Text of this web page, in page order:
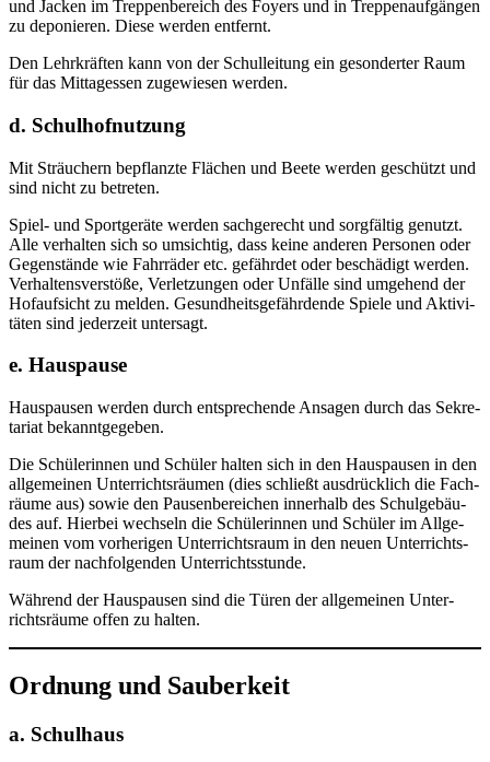
und Jacken im Trep­pen­be­reich des Foy­ers und in Trep­pen­auf­gän­gen
zu depo­nie­ren. Die­se wer­den entfernt.
Den Lehr­kräf­ten kann von der Schul­lei­tung ein geson­der­ter Raum
für das Mit­tag­essen zuge­wie­sen werden.
d. Schulhofnutzung
Mit Sträu­chern bepflanz­te Flä­chen und Bee­te wer­den geschützt und
sind nicht zu betreten.
Spiel- und Sport­ge­rä­te wer­den sach­ge­recht und sorg­fäl­tig genutzt.
Alle ver­hal­ten sich so umsich­tig, dass kei­ne ande­ren Per­so­nen oder
Gegen­stän­de wie Fahr­rä­der etc. gefähr­det oder beschä­digt wer­den.
Ver­hal­tens­ver­stö­ße, Ver­let­zun­gen oder Unfäl­le sind umge­hend der
Hof­auf­sicht zu mel­den. Gesund­heits­ge­fähr­den­de Spie­le und Akti­vi­
tä­ten sind jeder­zeit untersagt.
e. Hauspause
Haus­pau­sen wer­den durch ent­spre­chen­de Ansa­gen durch das Sekre­
ta­ri­at bekanntgegeben.
Die Schü­le­rin­nen und Schü­ler hal­ten sich in den Haus­pau­sen in den
all­ge­mei­nen Unter­richts­räu­men (dies schließt aus­drück­lich die Fach­
räu­me aus) sowie den Pau­sen­be­rei­chen inner­halb des Schul­ge­bäu­
des auf. Hier­bei wech­seln die Schü­le­rin­nen und Schü­ler im All­ge­
mei­nen vom vor­he­ri­gen Unter­richts­raum in den neu­en Unter­richts­
raum der nach­fol­gen­den Unterrichtsstunde.
Wäh­rend der Haus­pau­sen sind die Türen der all­ge­mei­nen Unter­
richts­räu­me offen zu halten.
Ordnung und Sauberkeit
a. Schulhaus